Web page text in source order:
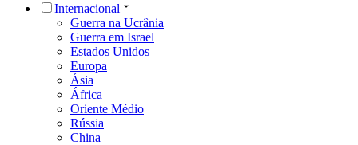
Internacional
Guerra na Ucrânia
Guerra em Israel
Estados Unidos
Europa
Ásia
África
Oriente Médio
Rússia
China